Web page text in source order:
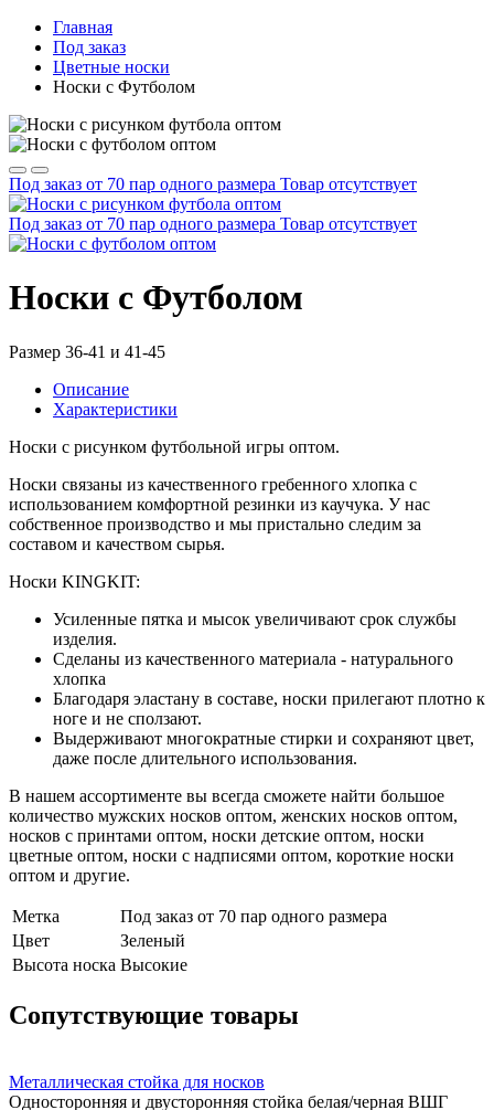
Главная
Под заказ
Цветные носки
Носки с Футболом
Под заказ от 70 пар одного размера Товар отсутствует
Под заказ от 70 пар одного размера Товар отсутствует
Носки с Футболом
Размер 36-41 и 41-45
Описание
Характеристики
Носки с рисунком футбольной игры оптом.
Носки связаны из качественного гребенного хлопка с
использованием комфортной резинки из каучука. У нас
собственное производство и мы пристально следим за
составом и качеством сырья.
Носки KINGKIT:
Усиленные пятка и мысок увеличивают срок службы
изделия.
Сделаны из качественного материала - натурального
хлопка
Благодаря эластану в составе, носки прилегают плотно к
ноге и не сползают.
Выдерживают многократные стирки и сохраняют цвет,
даже после длительного использования.
В нашем ассортименте вы всегда сможете найти большое
количество мужских носков оптом, женских носков оптом,
носков с принтами оптом, носки детские оптом, носки
цветные оптом, носки с надписями оптом, короткие носки
оптом и другие.
Метка
Под заказ от 70 пар одного размера
Цвет
Зеленый
Высота носка Высокие
Сопутствующие товары
Металлическая стойка для носков
Односторонняя и двусторонняя стойка белая/черная ВШГ